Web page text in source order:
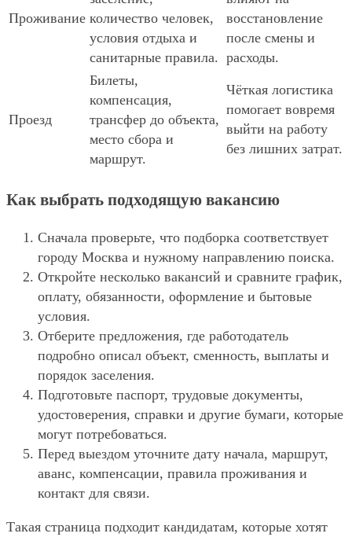
Проживание количество человек,
условия отдыха и
санитарные правила.
восстановление
после смены и
расходы.
Проезд
Билеты,
компенсация,
трансфер до объекта,
место сбора и
маршрут.
Чёткая логистика
помогает вовремя
выйти на работу
без лишних затрат.
Как выбрать подходящую вакансию
Сначала проверьте, что подборка соответствует
городу Москва и нужному направлению поиска.
Откройте несколько вакансий и сравните график,
оплату, обязанности, оформление и бытовые
условия.
Отберите предложения, где работодатель
подробно описал объект, сменность, выплаты и
порядок заселения.
Подготовьте паспорт, трудовые документы,
удостоверения, справки и другие бумаги, которые
могут потребоваться.
Перед выездом уточните дату начала, маршрут,
аванс, компенсации, правила проживания и
контакт для связи.
Такая страница подходит кандидатам, которые хотят